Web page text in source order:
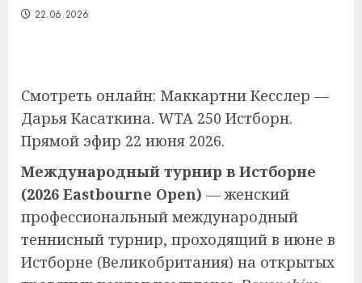
22.06.2026
Смотреть онлайн: Маккартни Кесслер —
Дарья Касаткина. WTA 250 Истборн.
Прямой эфир 22 июня 2026.
Международный турнир в Истборне
(2026 Eastbourne Open) — женский
профессиональный международный
теннисный турнир, проходящий в июне в
Истборне (Великобритания) на открытых